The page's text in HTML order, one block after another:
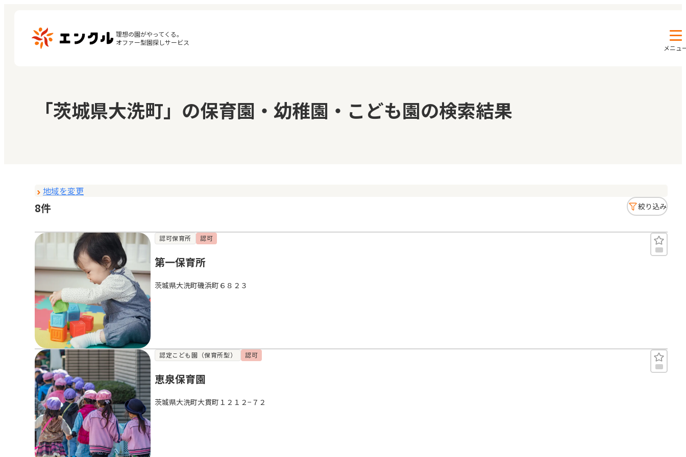
理想の園がやってくる。
オファー型園探しサービス
メニュ
保育園・幼稚園を探す
地図から探す
閲覧履歴
お気に入り
メッセージ
おすすめの園
「茨城県大洗町」の保育園・幼稚園・こども園の検索結果
地域を変更
8件 絞り込み
認可保育所 認可
第一保育所
茨城県大洗町磯浜町６８２３
認定こども園（保育所型） 認可
恵泉保育園
茨城県大洗町大貫町１２１２−７２